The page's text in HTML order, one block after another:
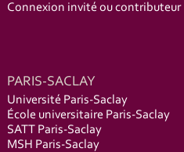
Connexion invité ou contributeur
PARIS-SACLAY
Université Paris-Saclay
École universitaire Paris-Saclay
SATT Paris-Saclay
MSH Paris-Saclay